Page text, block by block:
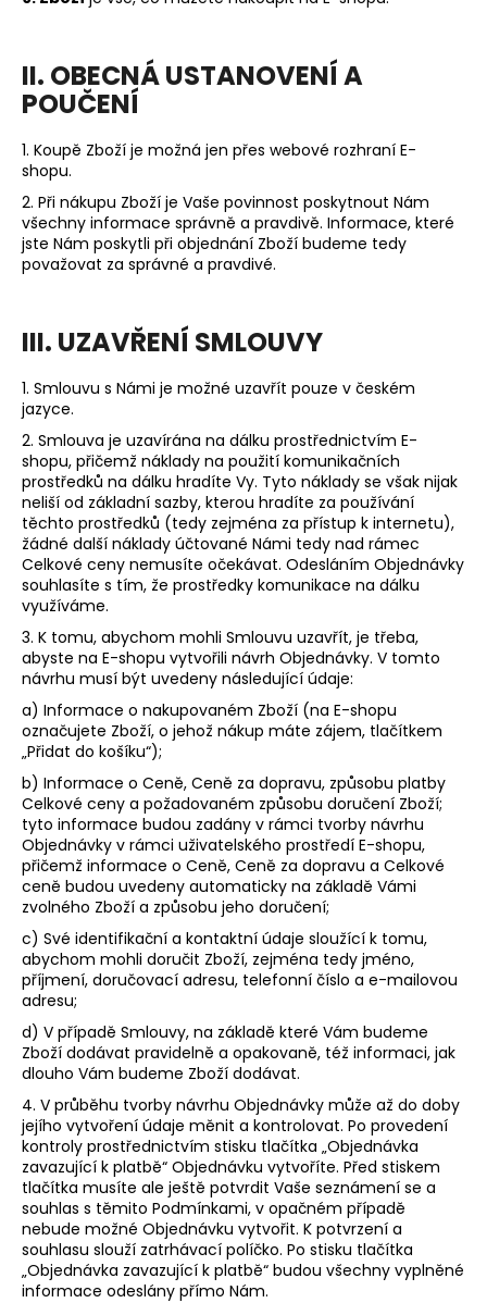
II. OBECNÁ USTANOVENÍ A
POUČENÍ
1. Koupě Zboží je možná jen přes webové rozhraní E-
shopu.
2. Při nákupu Zboží je Vaše povinnost poskytnout Nám
všechny informace správně a pravdivě. Informace, které
jste Nám poskytli při objednání Zboží budeme tedy
považovat za správné a pravdivé.
III. UZAVŘENÍ SMLOUVY
1. Smlouvu s Námi je možné uzavřít pouze v českém
jazyce.
2. Smlouva je uzavírána na dálku prostřednictvím E-
shopu, přičemž náklady na použití komunikačních
prostředků na dálku hradíte Vy. Tyto náklady se však nijak
neliší od základní sazby, kterou hradíte za používání
těchto prostředků (tedy zejména za přístup k internetu),
žádné další náklady účtované Námi tedy nad rámec
Celkové ceny nemusíte očekávat. Odesláním Objednávky
souhlasíte s tím, že prostředky komunikace na dálku
využíváme.
3. K tomu, abychom mohli Smlouvu uzavřít, je třeba,
abyste na E-shopu vytvořili návrh Objednávky. V tomto
návrhu musí být uvedeny následující údaje:
a) Informace o nakupovaném Zboží (na E-shopu
označujete Zboží, o jehož nákup máte zájem, tlačítkem
„Přidat do košíku“);
b) Informace o Ceně, Ceně za dopravu, způsobu platby
Celkové ceny a požadovaném způsobu doručení Zboží;
tyto informace budou zadány v rámci tvorby návrhu
Objednávky v rámci uživatelského prostředí E-shopu,
přičemž informace o Ceně, Ceně za dopravu a Celkové
ceně budou uvedeny automaticky na základě Vámi
zvolného Zboží a způsobu jeho doručení;
c) Své identifikační a kontaktní údaje sloužící k tomu,
abychom mohli doručit Zboží, zejména tedy jméno,
příjmení, doručovací adresu, telefonní číslo a e-mailovou
adresu;
d) V případě Smlouvy, na základě které Vám budeme
Zboží dodávat pravidelně a opakovaně, též informaci, jak
dlouho Vám budeme Zboží dodávat.
4. V průběhu tvorby návrhu Objednávky může až do doby
jejího vytvoření údaje měnit a kontrolovat. Po provedení
kontroly prostřednictvím stisku tlačítka „Objednávka
zavazující k platbě“ Objednávku vytvoříte. Před stiskem
tlačítka musíte ale ještě potvrdit Vaše seznámení se a
souhlas s těmito Podmínkami, v opačném případě
nebude možné Objednávku vytvořit. K potvrzení a
souhlasu slouží zatrhávací políčko. Po stisku tlačítka
„Objednávka zavazující k platbě“ budou všechny vyplněné
informace odeslány přímo Nám.